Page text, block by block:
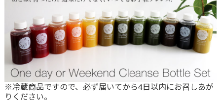
※冷蔵商品ですので、必ず届いてから4日以内にお召しあが
りください。